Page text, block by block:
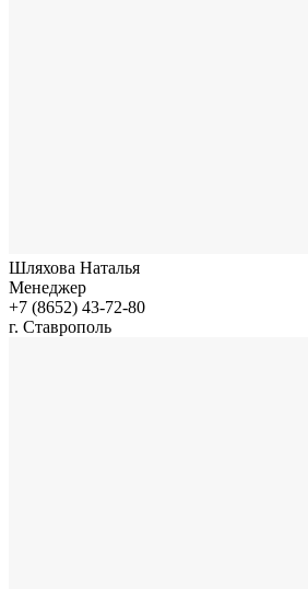
Шляхова Наталья
Менеджер
+7 (8652) 43-72-80
г. Ставрополь